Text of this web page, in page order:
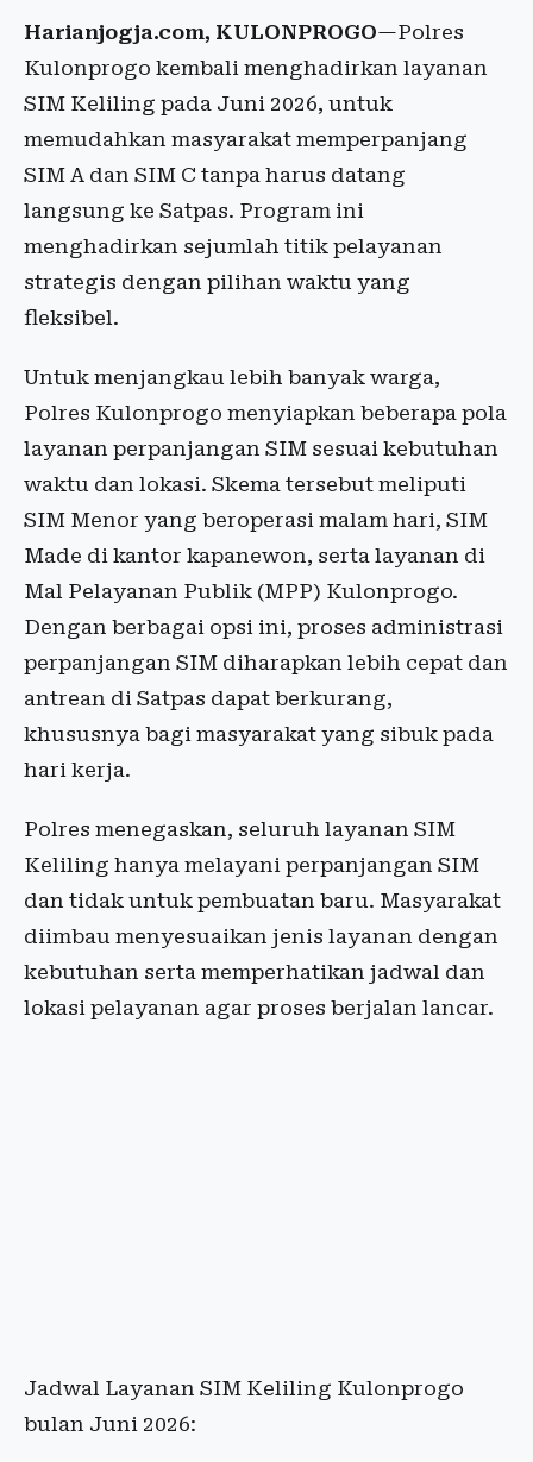
Harianjogja.com, KULONPROGO—Polres
Kulonprogo kembali menghadirkan layanan
SIM Keliling pada Juni 2026, untuk
memudahkan masyarakat memperpanjang
SIM A dan SIM C tanpa harus datang
langsung ke Satpas. Program ini
menghadirkan sejumlah titik pelayanan
strategis dengan pilihan waktu yang
fleksibel.
Untuk menjangkau lebih banyak warga,
Polres Kulonprogo menyiapkan beberapa pola
layanan perpanjangan SIM sesuai kebutuhan
waktu dan lokasi. Skema tersebut meliputi
SIM Menor yang beroperasi malam hari, SIM
Made di kantor kapanewon, serta layanan di
Mal Pelayanan Publik (MPP) Kulonprogo.
Dengan berbagai opsi ini, proses administrasi
perpanjangan SIM diharapkan lebih cepat dan
antrean di Satpas dapat berkurang,
khususnya bagi masyarakat yang sibuk pada
hari kerja.
Polres menegaskan, seluruh layanan SIM
Keliling hanya melayani perpanjangan SIM
dan tidak untuk pembuatan baru. Masyarakat
diimbau menyesuaikan jenis layanan dengan
kebutuhan serta memperhatikan jadwal dan
lokasi pelayanan agar proses berjalan lancar.
Jadwal Layanan SIM Keliling Kulonprogo
bulan Juni 2026: